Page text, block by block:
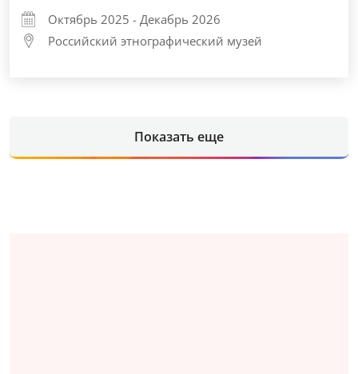
Октябрь 2025 - Декабрь 2026
Российский этнографический музей
Показать еще